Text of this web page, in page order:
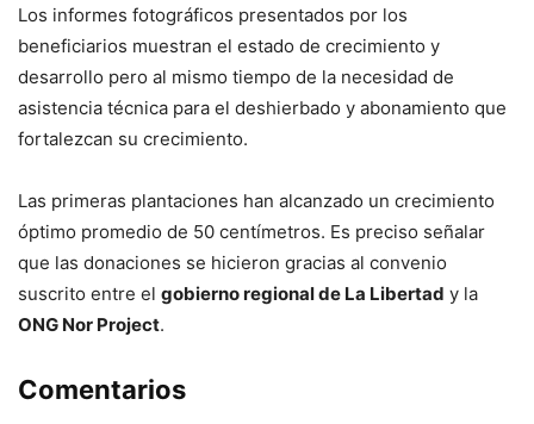
Los informes fotográficos presentados por los
beneficiarios muestran el estado de crecimiento y
desarrollo pero al mismo tiempo de la necesidad de
asistencia técnica para el deshierbado y abonamiento que
fortalezcan su crecimiento.
Las primeras plantaciones han alcanzado un crecimiento
óptimo promedio de 50 centímetros. Es preciso señalar
que las donaciones se hicieron gracias al convenio
suscrito entre el gobierno regional de La Libertad y la
ONG Nor Project.
Comentarios